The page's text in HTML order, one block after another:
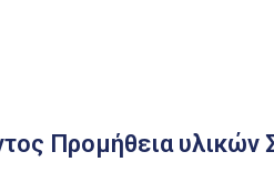
Προμήθεια υλικών